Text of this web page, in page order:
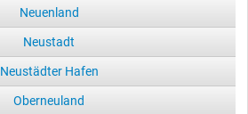
Neuenland
Neustadt
Neustädter Hafen
Oberneuland